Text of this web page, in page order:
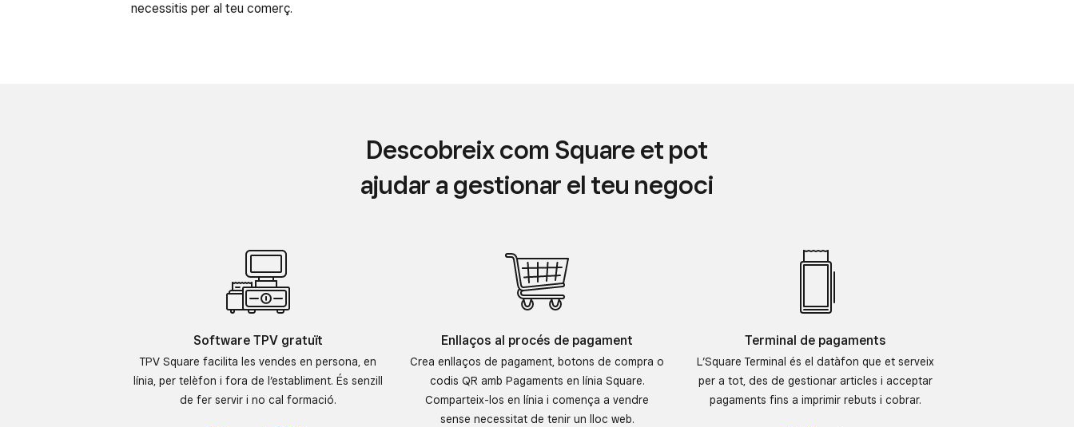
necessitis per al teu comerç.
Descobreix com Square et pot
ajudar a gestionar el teu negoci
Software TPV gratuït
TPV Square facilita les vendes en persona, en
línia, per telèfon i fora de l’establiment. És senzill
de fer servir i no cal formació.
Enllaços al procés de pagament
Crea enllaços de pagament, botons de compra o
codis QR amb Pagaments en línia Square.
Comparteix-los en línia i comença a vendre
sense necessitat de tenir un lloc web.
Terminal de pagaments
L’Square Terminal és el datàfon que et serveix
per a tot, des de gestionar articles i acceptar
pagaments fins a imprimir rebuts i cobrar.